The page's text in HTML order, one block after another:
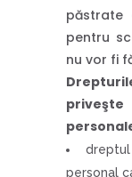
păstrate
pentru
nu vor fi
personal